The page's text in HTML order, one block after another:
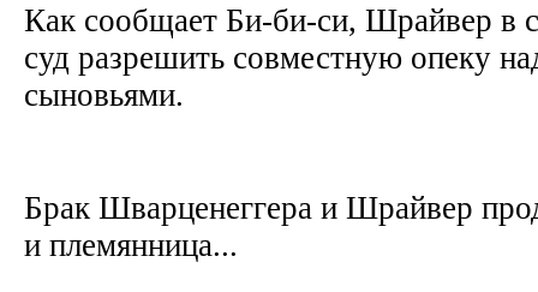
Как сообщает Би-би-си, Шрайвер в
суд разрешить совместную опеку
сыновьями.
Брак Шварценеггера и Шрайвер
и племянница...